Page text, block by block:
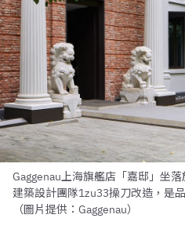
Gaggenau上海旗艦店「嘉邸」坐
建築設計團隊1zu33操刀改造，是
（圖片提供：Gaggenau）